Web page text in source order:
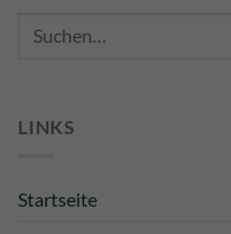
Suche
LINKS
Startseite